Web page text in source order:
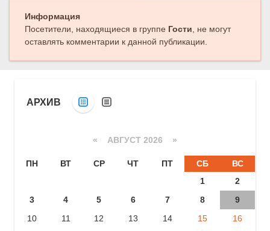
Информация
Посетители, находящиеся в группе Гости, не могут
оставлять комментарии к данной публикации.
АРХИВ
« АВГУСТ 2026 »
ПН ВТ СР ЧТ ПТ СБ
ВС
1
2
3
4 5 6 7 8
9
10
11 12 13 14 15
16